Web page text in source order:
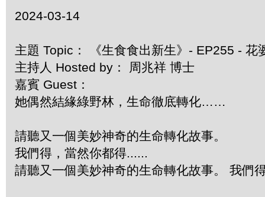
2024-03-14
主題 Topic： 《生食食出新生》- EP255 - 花
主持人 Hosted by： 周兆祥 博士
嘉賓 Guest：
她偶然結緣綠野林，生命徹底轉化……
請聽又一個美妙神奇的生命轉化故事。
我們得，當然你都得......
請聽又一個美妙神奇的生命轉化故事。 我們